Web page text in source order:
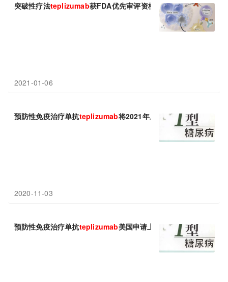
突破性疗法teplizumab获FDA优先审评资格
2021-01-06
预防性免疫治疗单抗teplizumab将2021年上市：疾病风险降低
2020-11-03
预防性免疫治疗单抗teplizumab美国申请上市，疾病风险降低